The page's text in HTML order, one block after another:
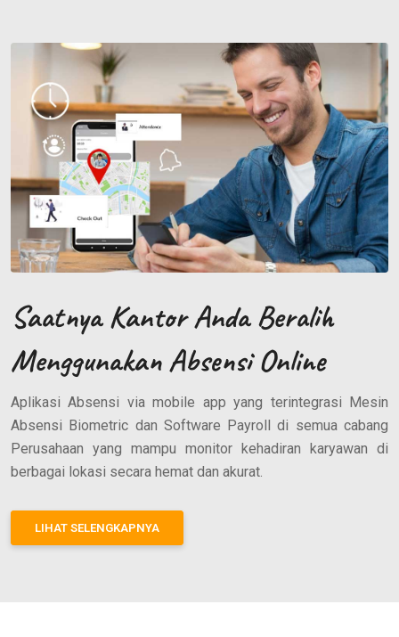
Saatnya Kantor Anda Beralih
Menggunakan Absensi Online
Aplikasi Absensi via mobile app yang terintegrasi Mesin
Absensi Biometric dan Software Payroll di semua cabang
Perusahaan yang mampu monitor kehadiran karyawan di
berbagai lokasi secara hemat dan akurat.
LIHAT SELENGKAPNYA